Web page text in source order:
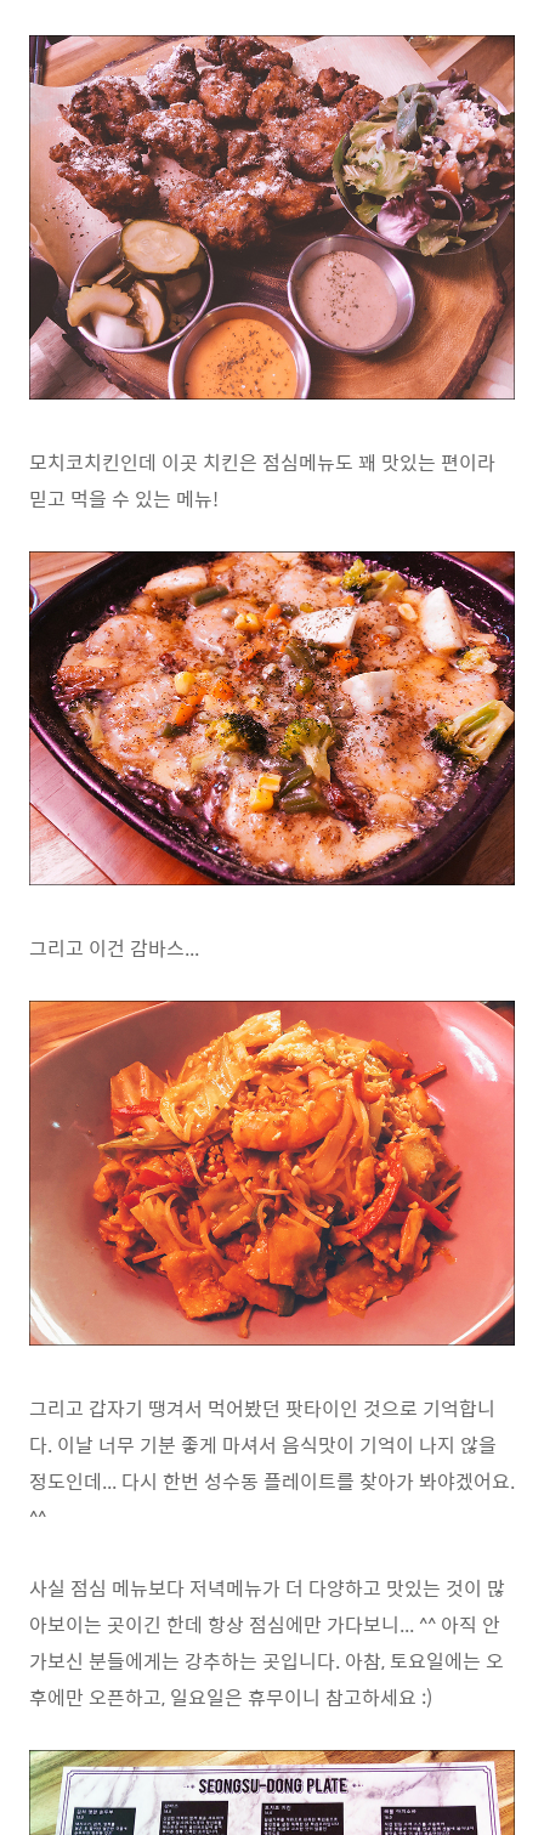
모치코치킨인데 이곳 치킨은 점심메뉴도 꽤 맛있는 편이라
믿고 먹을 수 있는 메뉴!
그리고 이건 감바스...
그리고 갑자기 땡겨서 먹어봤던 팟타이인 것으로 기억합니
다. 이날 너무 기분 좋게 마셔서 음식맛이 기억이 나지 않을
정도인데... 다시 한번 성수동 플레이트를 찾아가 봐야겠어요.
^^
사실 점심 메뉴보다 저녁메뉴가 더 다양하고 맛있는 것이 많
아보이는 곳이긴 한데 항상 점심에만 가다보니... ^^ 아직 안
가보신 분들에게는 강추하는 곳입니다. 아참, 토요일에는 오
후에만 오픈하고, 일요일은 휴무이니 참고하세요 :)